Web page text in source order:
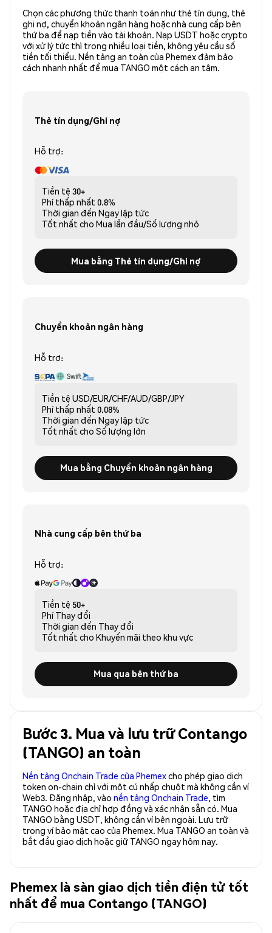
Chọn các phương thức thanh toán như thẻ tín dụng, thẻ
ghi nợ, chuyển khoản ngân hàng hoặc nhà cung cấp bên
thứ ba để nạp tiền vào tài khoản. Nạp USDT hoặc crypto
với xử lý tức thì trong nhiều loại tiền, không yêu cầu số
tiền tối thiểu. Nền tảng an toàn của Phemex đảm bảo
cách nhanh nhất để mua TANGO một cách an tâm.
Thẻ tín dụng/Ghi nợ
Hỗ trợ:
Tiền tệ 30+
Phí thấp nhất 0.8%
Thời gian đến Ngay lập tức
Tốt nhất cho Mua lần đầu/Số lượng nhỏ
Mua bằng Thẻ tín dụng/Ghi nợ
Chuyển khoản ngân hàng
Hỗ trợ:
Tiền tệ USD/EUR/CHF/AUD/GBP/JPY
Phí thấp nhất 0.08%
Thời gian đến Ngay lập tức
Tốt nhất cho Số lượng lớn
Mua bằng Chuyển khoản ngân hàng
Nhà cung cấp bên thứ ba
Hỗ trợ:
Tiền tệ 50+
Phí Thay đổi
Thời gian đến Thay đổi
Tốt nhất cho Khuyến mãi theo khu vực
Mua qua bên thứ ba
Bước 3. Mua và lưu trữ Contango
(TANGO) an toàn
Nền tảng Onchain Trade của Phemexcho phép giao dịch
token on-chain chỉ với một cú nhấp chuột mà không cần ví
Web3. Đăng nhập, vào nền tảng Onchain Trade, tìm
TANGO hoặc địa chỉ hợp đồng và xác nhận sẵn có. Mua
TANGO bằng USDT, không cần ví bên ngoài. Lưu trữ
trong ví bảo mật cao của Phemex. Mua TANGO an toàn và
bắt đầu giao dịch hoặc giữ TANGO ngay hôm nay.
Phemex là sàn giao dịch tiền điện tử tốt
nhất để mua Contango (TANGO)